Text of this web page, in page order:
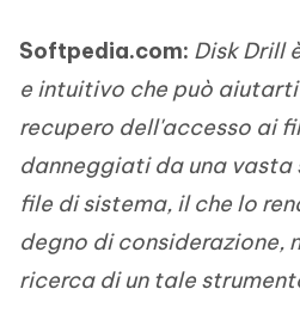
Softpedia.com: Disk Drill
e intuitivo che può
recupero dell'accesso ai
danneggiati da una
file di sistema, il che lo
degno di considerazione,
ricerca di un tale